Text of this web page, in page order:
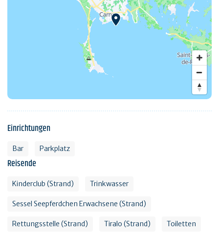
Einrichtungen
Bar Parkplatz
Reisende
Kinderclub (Strand) Trinkwasser
Sessel Seepferdchen Erwachsene (Strand)
Rettungsstelle (Strand) Tiralo (Strand) Toiletten